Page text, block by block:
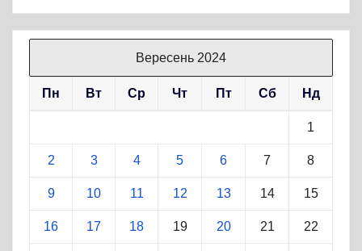
Вересень 2024
Пн Вт Ср Чт Пт Сб Нд
1
2 3 4 5 6 7 8
9 10 11 12 13 14 15
16 17 18 19 20 21 22